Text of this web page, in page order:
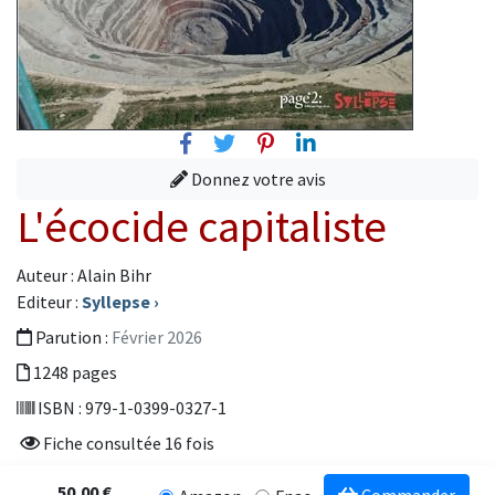
FacebookTwitterPinterest
Linkedin
Donnez votre avis
L'écocide capitaliste
Auteur : Alain Bihr
Editeur : Syllepse ›
Parution : Février 2026
1248 pages
ISBN : 979-1-0399-0327-1
Fiche consultée 16 fois